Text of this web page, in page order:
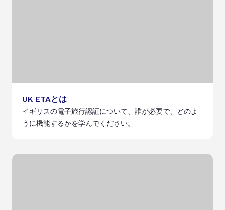
UK ETAとは
イギリスの電子旅行認証について、誰が必要で、どのよ
うに機能するかを学んでください。